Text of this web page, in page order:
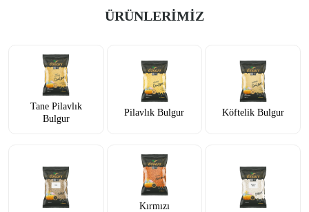
ÜRÜNLERİMİZ
Tane Pilavlık
Bulgur
Pilavlık Bulgur Köftelik Bulgur
Kırmızı